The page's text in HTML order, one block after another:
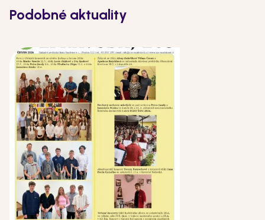
Podobné aktuality